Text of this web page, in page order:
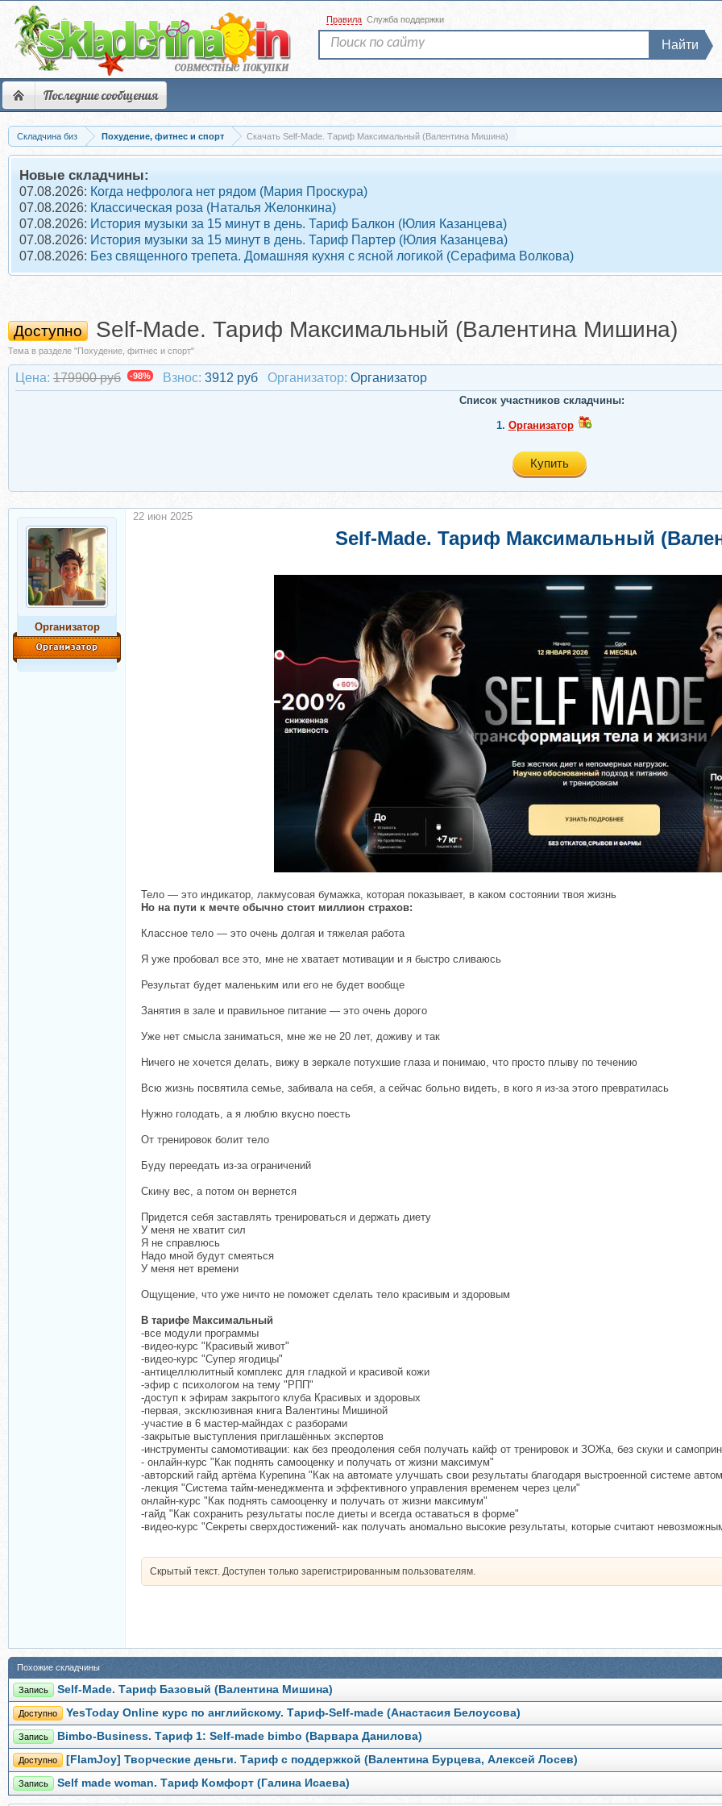
Последние сообщения
Правила Служба поддержки
Найти
Складчина биз Похудение, фитнес и спорт Скачать Self-Made. Тариф Максимальный (Валентина Мишина)
Новые складчины:
07.08.2026: Когда нефролога нет рядом (Мария Проскура)
07.08.2026: Классическая роза (Наталья Желонкина)
07.08.2026: История музыки за 15 минут в день. Тариф Балкон (Юлия Казанцева)
07.08.2026: История музыки за 15 минут в день. Тариф Партер (Юлия Казанцева)
07.08.2026: Без священного трепета. Домашняя кухня с ясной логикой (Серафима Волкова)
Доступно Self-Made. Тариф Максимальный (Валентина Мишина)
Тема в разделе "Похудение, фитнес и спорт"
Цена: 179900 руб -98% Взнос: 3912 руб Организатор: Организатор
Список участников складчины:
1. Организатор
Купить
Организатор
Self-Made. Тариф Максимальный
Тело — это индикатор, лакмусовая бумажка, которая показывает, в каком состоянии твоя жизнь
Но на пути к мечте обычно стоит миллион страхов:
Классное тело — это очень долгая и тяжелая работа
Я уже пробовал все это, мне не хватает мотивации и я быстро сливаюсь
Результат будет маленьким или его не будет вообще
Занятия в зале и правильное питание — это очень дорого
Уже нет смысла заниматься, мне же не 20 лет, доживу и так
Ничего не хочется делать, вижу в зеркале потухшие глаза и понимаю, что просто плыву по течению
Всю жизнь посвятила семье, забивала на себя, а сейчас больно видеть, в кого я из-за этого превратилась
Нужно голодать, а я люблю вкусно поесть
От тренировок болит тело
Буду переедать из-за ограничений
Скину вес, а потом он вернется
Придется себя заставлять тренироваться и держать диету
У меня не хватит сил
Я не справлюсь
Надо мной будут смеяться
У меня нет времени
Ощущение, что уже ничто не поможет сделать тело красивым и здоровым
В тарифе Максимальный
-все модули программы
-видео-курс "Красивый живот"
-видео-курс "Супер ягодицы"
-антицеллюлитный комплекс для гладкой и красивой кожи
-эфир с психологом на тему "РПП"
-доступ к эфирам закрытого клуба Красивых и здоровых
-первая, эксклюзивная книга Валентины Мишиной
-участие в 6 мастер-майндах с разборами
-закрытые выступления приглашённых экспертов
-инструменты самомотивации: как без преодоления себя получать кайф от тренировок и ЗОЖа, без скуки и
- онлайн-курс "Как поднять самооценку и получать от жизни максимум"
-авторский гайд артёма Курепина "Как на автомате улучшать свои результаты благодаря выстроенной системе
-лекция "Система тайм-менеджмента и эффективного управления временем через цели"
онлайн-курс "Как поднять самооценку и получать от жизни максимум"
-гайд "Как сохранить результаты после диеты и всегда оставаться в форме"
-видео-курс "Секреты сверхдостижений- как получать аномально высокие результаты, которые считают
Скрытый текст. Доступен только зарегистрированным пользователям.
22 июн 2025
Похожие складчины
Запись Self-Made. Тариф Базовый (Валентина Мишина)
Доступно YesToday Online курс по английскому. Тариф-Self-made (Анастасия Белоусова)
Запись Bimbo-Business. Тариф 1: Self-made bimbo (Варвара Данилова)
Доступно [FlamJoy] Творческие деньги. Тариф с поддержкой (Валентина Бурцева, Алексей Лосев)
Запись Self made woman. Тариф Комфорт (Галина Исаева)